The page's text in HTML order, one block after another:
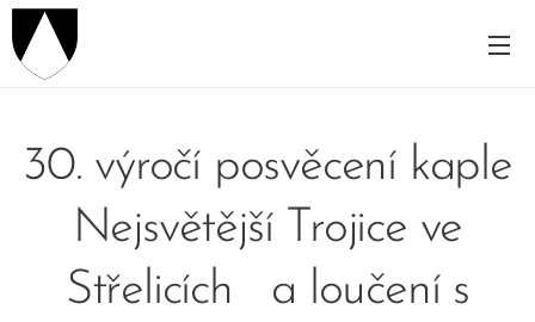
30. výročí posvěcení kaple
Nejsvětější Trojice ve
Střelicích a loučení s